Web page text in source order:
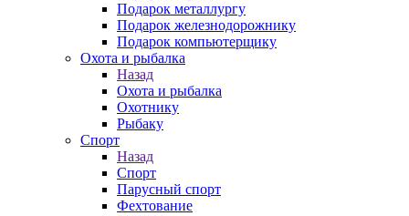
Подарок металлургу
Подарок железнодорожнику
Подарок компьютерщику
Охота и рыбалка
Назад
Охота и рыбалка
Охотнику
Рыбаку
Спорт
Назад
Спорт
Парусный спорт
Фехтование